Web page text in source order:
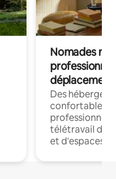
Nomades
déplacement
Des
confortables
professionnels
télétravail
et d'espaces